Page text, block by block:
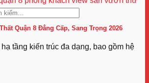
Quận 8 Đẳng Cấp, Sang Trọng 2026
tầng kiến trúc đa dạng, bao gồm hệ